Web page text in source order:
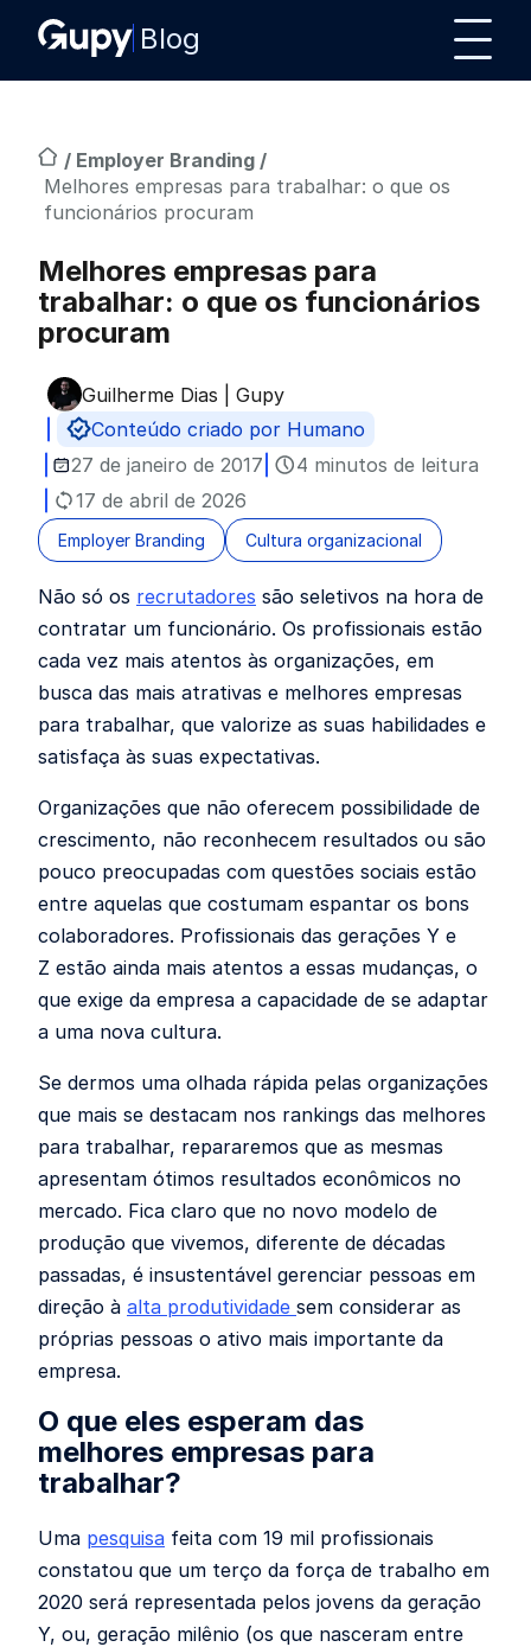
Blog
/ Employer Branding /
Melhores empresas para trabalhar: o que os
funcionários procuram
Melhores empresas para
trabalhar: o que os funcionários
procuram
Publicado por
Guilherme Dias | Gupy
Conteúdo criado por Humano
27 de janeiro de 2017
4 minutos de leitura
17 de abril de 2026
Employer Branding Cultura organizacional
Não só os recrutadores são seletivos na hora de
contratar um funcionário. Os profissionais estão
cada vez mais atentos às organizações, em
busca das mais atrativas e melhores empresas
para trabalhar, que valorize as suas habilidades e
satisfaça às suas expectativas.
Organizações que não oferecem possibilidade de
crescimento, não reconhecem resultados ou são
pouco preocupadas com questões sociais estão
entre aquelas que costumam espantar os bons
colaboradores. Profissionais das gerações Y e
Z estão ainda mais atentos a essas mudanças, o
que exige da empresa a capacidade de se adaptar
a uma nova cultura.
Se dermos uma olhada rápida pelas organizações
que mais se destacam nos rankings das melhores
para trabalhar, repararemos que as mesmas
apresentam ótimos resultados econômicos no
mercado. Fica claro que no novo modelo de
produção que vivemos, diferente de décadas
passadas, é insustentável gerenciar pessoas em
direção à alta produtividade sem considerar as
próprias pessoas o ativo mais importante da
empresa.
O que eles esperam das
melhores empresas para
trabalhar?
Uma pesquisa feita com 19 mil profissionais
constatou que um terço da força de trabalho em
2020 será representada pelos jovens da geração
Y, ou, geração milênio (os que nasceram entre